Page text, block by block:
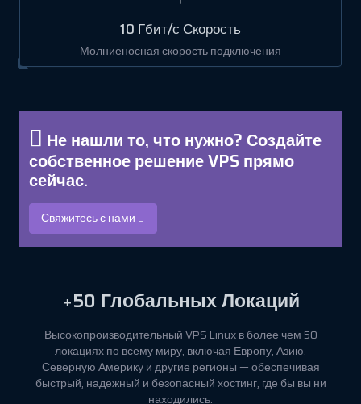
10 Гбит/с Скорость
Молниеносная скорость подключения
Не нашли то, что нужно? Создайте
собственное решение VPS прямо
сейчас.
Свяжитесь с нами
+50 Глобальных Локаций
Высокопроизводительный VPS Linux в более чем 50
локациях по всему миру, включая Европу, Азию,
Северную Америку и другие регионы — обеспечивая
быстрый, надежный и безопасный хостинг, где бы вы ни
находились.